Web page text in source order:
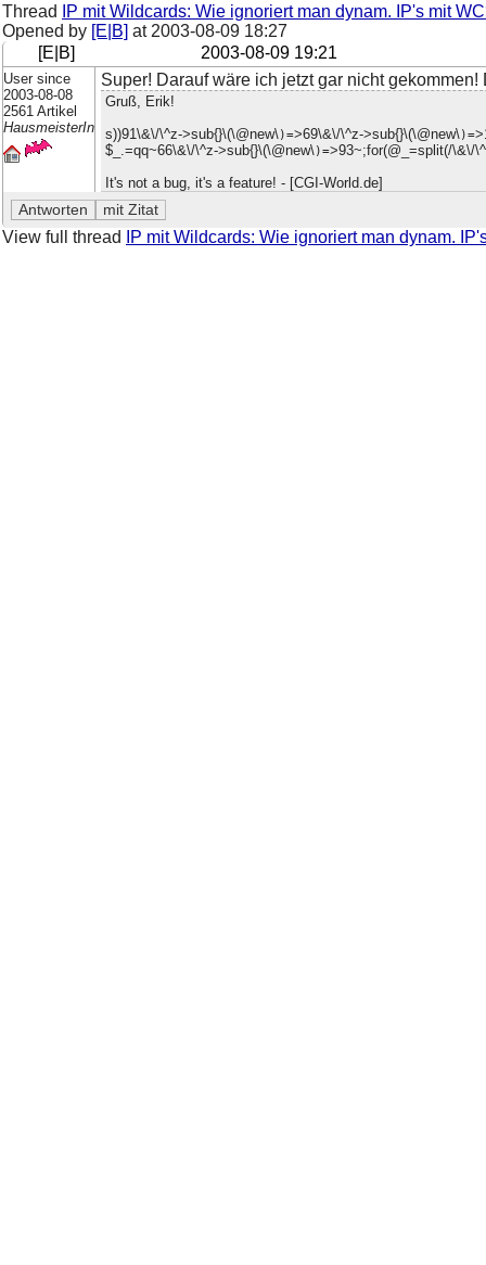
Thread
IP mit Wildcards: Wie ignoriert man dynam. IP's mit
Opened by [E|B] at 2003-08-09 18:27
[E|B]
2003-08-09 19:21
User since
2003-08-08
2561 Artikel
HausmeisterIn
Super! Darauf wäre ich jetzt gar nicht gekommen!
Gruß, Erik!
s))91\&\/\^z->sub{}\(\@new\)=>69\&\/\^z->sub{}\(\@new\)=
$_.=qq~66\&\/\^z->sub{}\(\@new\)=>93~;for(@_=split(/\&\/
It's not a bug, it's a feature! - [CGI-World.de]
View full thread IP mit Wildcards: Wie ignoriert man dynam.